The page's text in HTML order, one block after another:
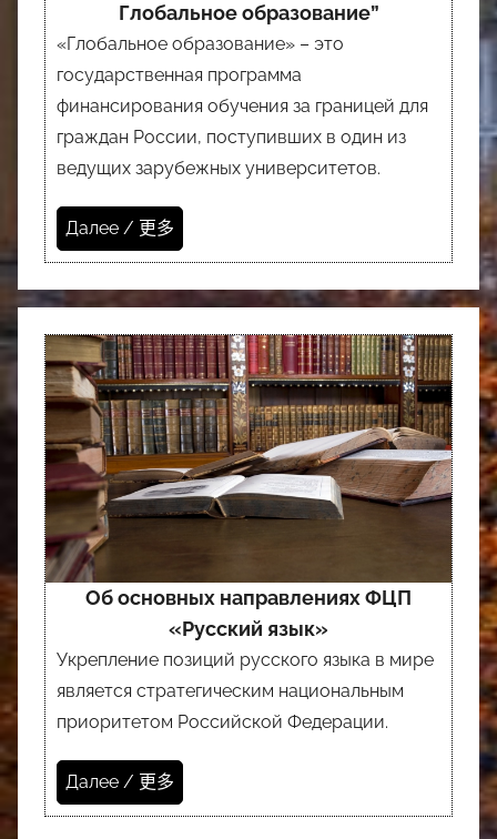
Глобальное образование”
«Глобальное образование» – это
государственная программа
финансирования обучения за границей для
граждан России, поступивших в один из
ведущих зарубежных университетов.
Далее / 更多
Об основных направлениях ФЦП
«Русский язык»
Укрепление позиций русского языка в мире
является стратегическим национальным
приоритетом Российской Федерации.
Далее / 更多